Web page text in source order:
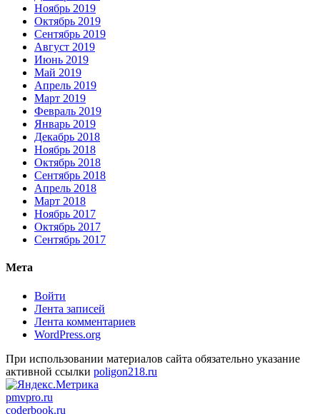
Ноябрь 2019
Октябрь 2019
Сентябрь 2019
Август 2019
Июнь 2019
Май 2019
Апрель 2019
Март 2019
Февраль 2019
Январь 2019
Декабрь 2018
Ноябрь 2018
Октябрь 2018
Сентябрь 2018
Апрель 2018
Март 2018
Ноябрь 2017
Октябрь 2017
Сентябрь 2017
Мета
Войти
Лента записей
Лента комментариев
WordPress.org
При использовании материалов сайта обязательно указание
активной ссылки poligon218.ru
pmvpro.ru
coderbook.ru